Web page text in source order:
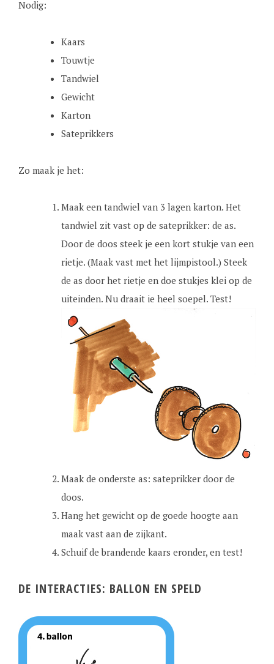
Nodig:
Kaars
Touwtje
Tandwiel
Gewicht
Karton
Sateprikkers
Zo maak je het:
Maak een tandwiel van 3 lagen karton. Het
tandwiel zit vast op de sateprikker: de as.
Door de doos steek je een kort stukje van een
rietje. (Maak vast met het lijmpistool.) Steek
de as door het rietje en doe stukjes klei op de
uiteinden. Nu draait ie heel soepel. Test!
Maak de onderste as: sateprikker door de
doos.
Hang het gewicht op de goede hoogte aan
maak vast aan de zijkant.
Schuif de brandende kaars eronder, en test!
DE INTERACTIES: BALLON EN SPELD